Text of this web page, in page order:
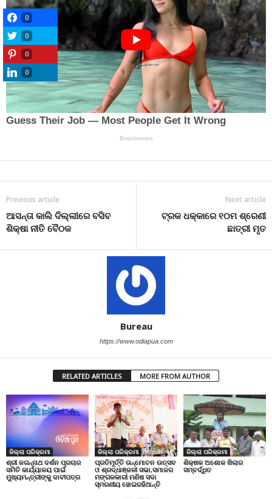
Previous article
ଆସନ୍ତା କାଲି ଦିଲ୍ଲୀରେ ବସିବ
ଶିକ୍ଷା ନୀତି ବୈଠକ
Next article
ଟ୍ରକ ଧକ୍କାରେ ୧୦ମ ଶ୍ରେଣୀ
ଛାତ୍ରୀ ମୃତ
Bureau
https://www.odiapua.com
RELATED ARTICLES MORE FROM AUTHOR
ଜିଲ୍ଲା ପରିକ୍ରମା
ଶ୍ରୀ ଜଗନ୍ନାଥ ଦର୍ଶନ ପ୍ରଚାର
ସମିତି କାର୍ଯ୍ୟାଳୟ ପାଇଁ
ମୁଖ୍ୟମନ୍ତ୍ରୀଙ୍କୁ ଦାବୀପତ୍ର
ଜିଲ୍ଲା ପରିକ୍ରମା
ପ୍ରତିମୂର୍ତ୍ତି ଉନ୍ମୋଚନ ଉତ୍ସବ
ଓ ଶ୍ରଦ୍ଧାଞ୍ଜଳୀ ସଭା,ସମାଜର
ମଙ୍ଗଳକାରୀ ମଣିଷ ସଦା
ସ୍ମରଣୀୟ ହୋଇରହିଥାନ୍ତି
ଜିଲ୍ଲା ପରିକ୍ରମା
ଶିକ୍ଷକ ଅଶୋକ ଖିଲାର
ସମ୍ବର୍ଦ୍ଧିତ
0
0
0
0